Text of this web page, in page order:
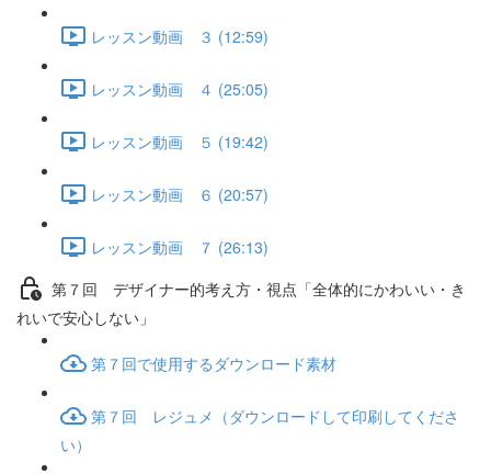
レッスン動画 ３ (12:59)
レッスン動画 ４ (25:05)
レッスン動画 ５ (19:42)
レッスン動画 ６ (20:57)
レッスン動画 ７ (26:13)
第７回 デザイナー的考え方・視点「全体的にかわいい・き
れいで安心しない」
第７回で使用するダウンロード素材
第７回 レジュメ（ダウンロードして印刷してくださ
い）